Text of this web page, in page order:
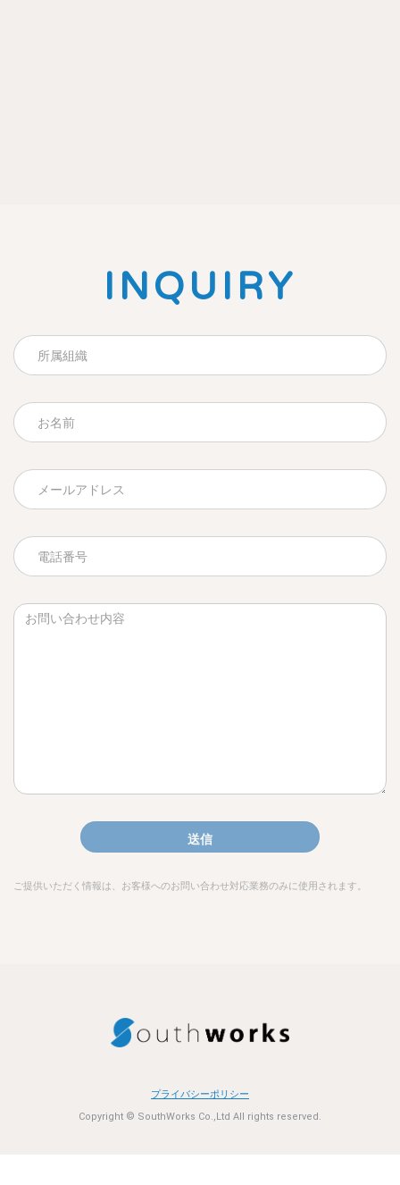
INQUIRY
送信
ご提供いただく情報は、お客様へのお問い合わせ対応業務のみに使用されます。
プライバシーポリシー
Copyright © SouthWorks Co.,Ltd All rights reserved.